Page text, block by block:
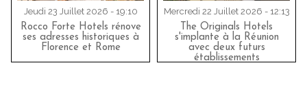
Jeudi 23 Juillet 2026 - 19:10
Rocco Forte Hotels rénove
ses adresses historiques à
Florence et Rome
Mercredi 22 Juillet 2026 - 12:13
The Originals Hotels
s'implante à la Réunion
avec deux futurs
établissements